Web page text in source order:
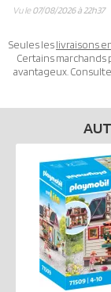
Vu le07/08/2026 à 22h37
Seules leslivraisons
Certains
avantageux.